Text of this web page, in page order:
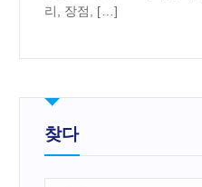
리, 장점, […]
찾다